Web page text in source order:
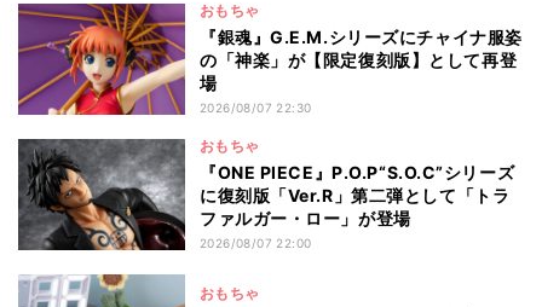
おもちゃ
『銀魂』G.E.M.シリーズにチャイナ服姿
の「神楽」が【限定復刻版】として再登
場
2026/08/07 22:30
おもちゃ
『ONE PIECE』P.O.P“S.O.C”シリーズ
に復刻版「Ver.R」第二弾として「トラ
ファルガー・ロー」が登場
2026/08/07 22:00
おもちゃ